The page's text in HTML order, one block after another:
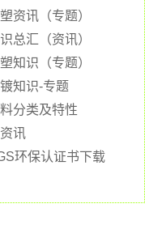
资讯（专题）
总汇（资讯）
知识（专题）
知识-专题
分类及特性
讯
环保认证书下载